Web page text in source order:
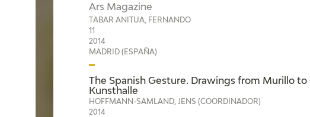
Ars Magazine
TABAR ANITUA, FERNANDO
11
2014
MADRID (ESPAÑA)
The Spanish Gesture. Drawings from Murillo
Kunsthalle
HOFFMANN-SAMLAND, JENS (COORDINADOR)
2014